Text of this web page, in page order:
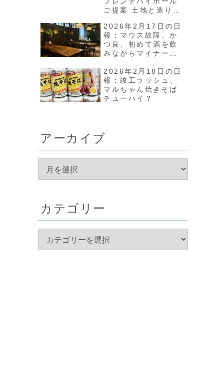
ご提案 土地と造り手
ックを日本へ』プロ
ジェクトが3月26日
からスタート
2026年2月17日の日
報：マウス故障、か
つ良、初めて酒を飲
みながらマイナーガ
2026年2月18日の日
報：竣工ラッシュ、
マルちゃん焼きそば
チューハイ？
アーカイブ
カテゴリー